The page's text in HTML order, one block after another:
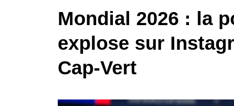
Mondial 2026 : la
explose sur
Cap-Vert